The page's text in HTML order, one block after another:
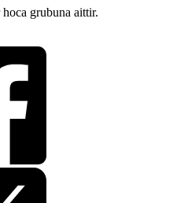
grubuna aittir.